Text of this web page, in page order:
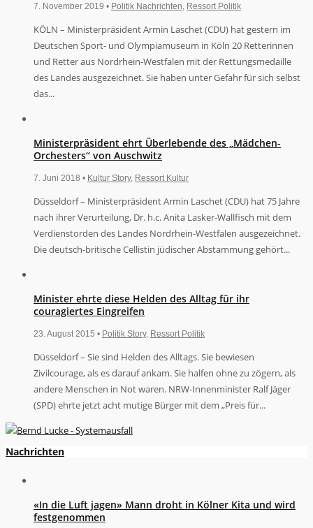
7. November 2019 • Politik Nachrichten Ressort Politik
KÖLN – Ministerpräsident Armin Laschet (CDU) hat gestern im
Deutschen Sport- und Olympiamuseum in Köln 20 Retterinnen
und Retter aus Nordrhein-Westfalen mit der Rettungsmedaille
des Landes ausgezeichnet. Sie haben unter Gefahr für sich selbst
das...
Ministerpräsident ehrt Überlebende des „Mädchen-
Orchesters“ von Auschwitz
7. Juni 2018 • Kultur Story, Ressort Kultur
Düsseldorf – Ministerpräsident Armin Laschet (CDU) hat 75 Jahre
nach ihrer Verurteilung, Dr. h.c. Anita Lasker-Wallfisch mit dem
Verdienstorden des Landes Nordrhein-Westfalen ausgezeichnet.
Die deutsch-britische Cellistin jüdischer Abstammung gehört...
Minister ehrte diese Helden des Alltag für ihr
couragiertes Eingreifen
23. August 2015 • Politik Story, Ressort Politik
Düsseldorf – Sie sind Helden des Alltags. Sie bewiesen
Zivilcourage, als es darauf ankam. Sie halfen ohne zu zögern, als
andere Menschen in Not waren. NRW-Innenminister Ralf Jäger
(SPD) ehrte jetzt acht mutige Bürger mit dem „Preis für...
Nachrichten
«In die Luft jagen» Mann droht in Kölner Kita und wird
festgenommen